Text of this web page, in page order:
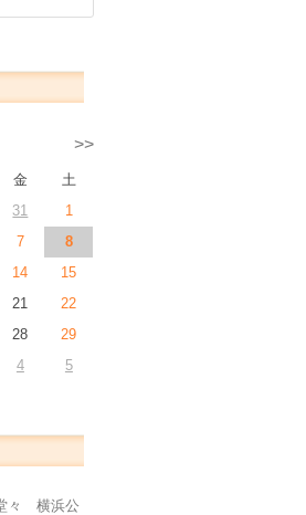
>>
金
土
31
1
7
8
14
15
21
22
28
29
4 5
々 横浜公